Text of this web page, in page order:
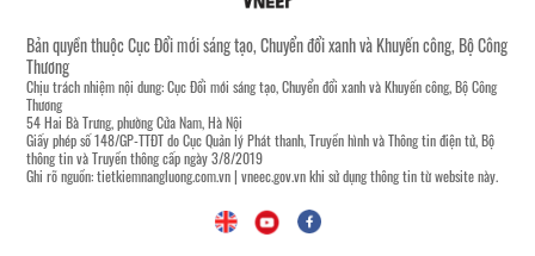
Bản quyền thuộc Cục Đổi mới sáng tạo, Chuyển đổi xanh và Khuyến công, Bộ Công
Thương
Chịu trách nhiệm nội dung: Cục Đổi mới sáng tạo, Chuyển đổi xanh và Khuyến công, Bộ Công
Thương
54 Hai Bà Trưng, phường Cửa Nam, Hà Nội
Giấy phép số 148/GP-TTĐT do Cục Quản lý Phát thanh, Truyền hình và Thông tin điện tử, Bộ
thông tin và Truyền thông cấp ngày 3/8/2019
Ghi rõ nguồn:tietkiemnangluong.com.vn| vneec.gov.vnkhi sử dụng thông tin từ website này.